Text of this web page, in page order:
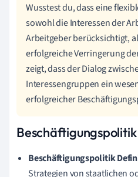
Wusstest du, dass eine
sowohl die Interessen der
Arbeitgeber berücksichtigt,
erfolgreiche Verringerung
zeigt, dass der Dialog
Interessengruppen ein
erfolgreicher
Beschäftigungspolitik
Strategien von staatlichen